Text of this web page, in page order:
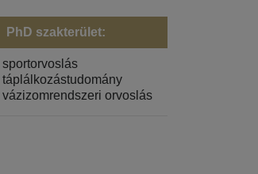
PhD szakterület:
sportorvoslás
táplálkozástudomány
vázizomrendszeri orvoslás